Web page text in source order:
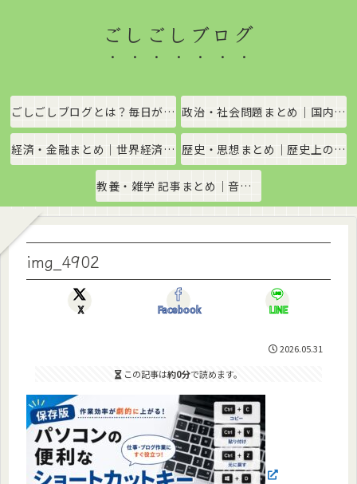
ごしごしブログ
ごしごしブログとは？毎日がちょっと楽しくなる情報発信サイト 政治・社会問題まとめ｜国内政治・国際情勢をわかりやすく解説
経済・金融まとめ｜世界経済・金融市場をわかりやすく解説 歴史・思想まとめ｜歴史上の出来事や思想・哲学をわかりやすく解説
教養・雑学 記事まとめ｜音楽、科学、社会の豆知識をわかりやすく解説
img_4902
X Facebook LINE
2026.05.31
この記事は約0分で読めます。